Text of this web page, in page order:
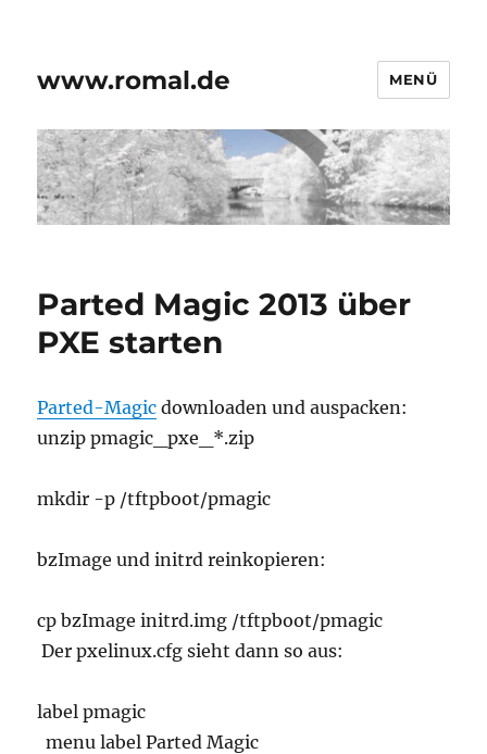
www.romal.de MENÜ
Parted Magic 2013 über
PXE starten
Parted-Magic downloaden und auspacken:
unzip pmagic_pxe_*.zip
mkdir -p /tftpboot/pmagic
bzImage und initrd reinkopieren:
cp bzImage initrd.img /tftpboot/pmagic
Der pxelinux.cfg sieht dann so aus:
label pmagic
menu label Parted Magic